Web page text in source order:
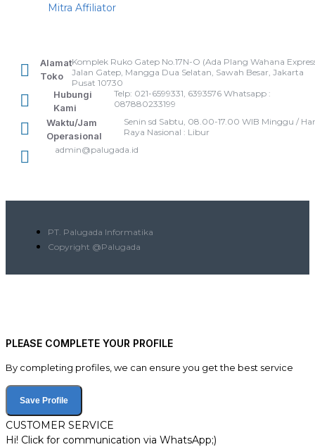
Mitra Affiliator
Alamat
Toko
Komplek Ruko Gatep No.17N-O (Ada Plang Wahana
Jalan Gatep, Mangga Dua Selatan, Sawah Besar, Jakarta
Pusat 10730
Hubungi
Kami
Telp: 021-6599331, 6393576 Whatsapp :
087880233199
Waktu/Jam
Operasional
Senin sd Sabtu, 08.00-17.00 WIB Minggu /
Raya Nasional : Libur
admin@palugada.id
PT. Palugada Informatika
Copyright @Palugada
PLEASE COMPLETE YOUR PROFILE
By completing profiles, we can ensure you get the best service
Save Profile
CUSTOMER SERVICE
Hi! Click for communication via WhatsApp;)